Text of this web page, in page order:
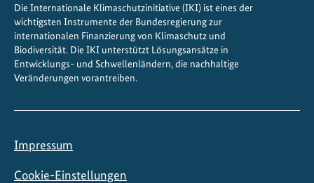
Die Internationale Klimaschutzinitiative (IKI) ist eines der
wichtigsten Instrumente der Bundesregierung zur
internationalen Finanzierung von Klimaschutz und
Biodiversität. Die IKI unterstützt Lösungsansätze in
Entwicklungs- und Schwellenländern, die nachhaltige
Veränderungen vorantreiben.
Impressum
Cookie-Einstellungen